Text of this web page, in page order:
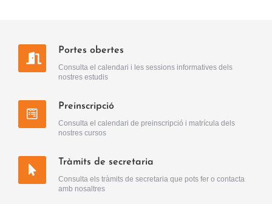
Portes obertes
Consulta el calendari i les sessions informatives dels
nostres estudis
Preinscripció
Consulta el calendari de preinscripció i matrícula dels
nostres cursos
Tràmits de secretaria
Consulta els tràmits de secretaria que pots fer o contacta
amb nosaltres